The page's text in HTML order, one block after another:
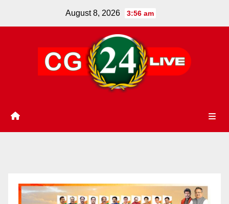
August 8, 2026 3:56 am